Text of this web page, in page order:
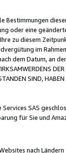
Bestimmungen
oder eine
zu diesem
im
dem Datum, an
SIND,
SAS
für Sie und
nach Ländern